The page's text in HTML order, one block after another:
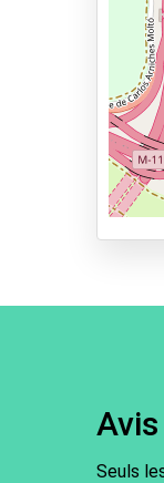
Seuls